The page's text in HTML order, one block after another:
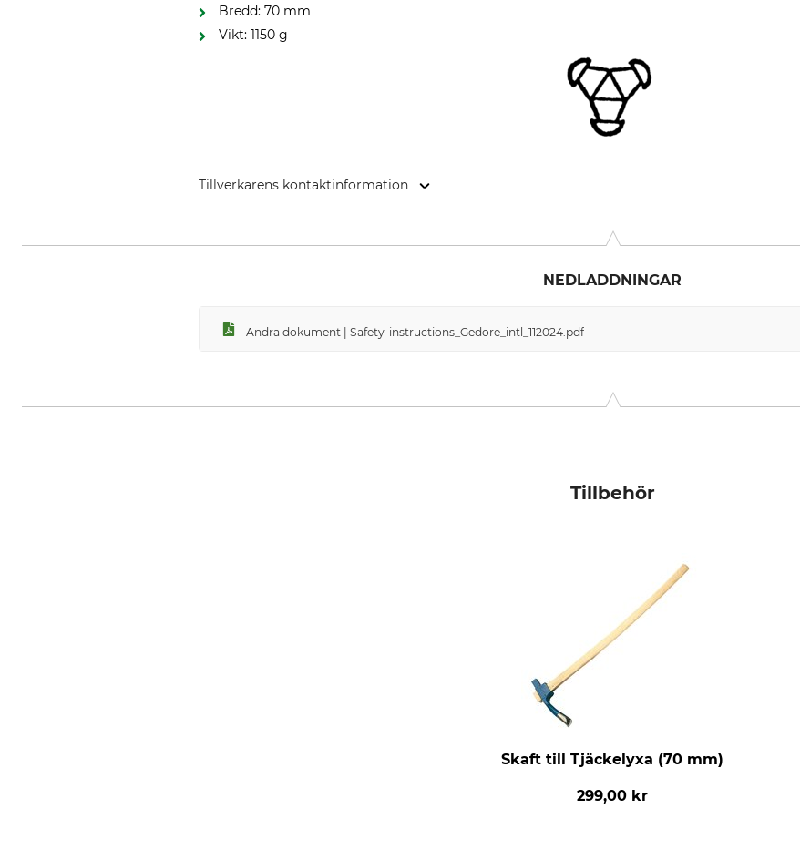
Bredd: 70 mm
Vikt: 1150 g
Tillverkarens kontaktinformation
NEDLADDNINGAR
Andra dokument | Safety-instructions_Gedore_intl_112024.pdf
Tillbehör
Skaft till Tjäckelyxa (70 mm)
299,00 kr